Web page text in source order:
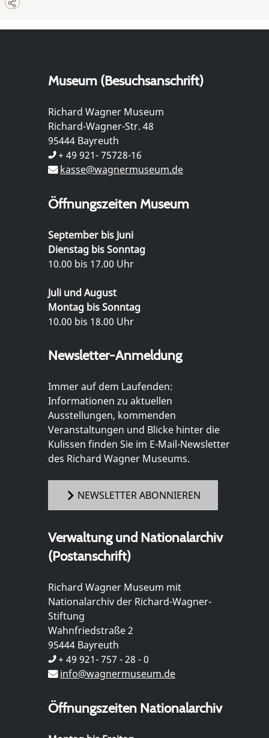
Museum (Besuchsanschrift)
Richard Wagner Museum
Richard-Wagner-Str. 48
95444 Bayreuth
+ 49 921- 75728-16
kasse@wagnermuseum.de
Öffnungszeiten Museum
September bis Juni
Dienstag bis Sonntag
10.00 bis 17.00 Uhr
Juli und August
Montag bis Sonntag
10.00 bis 18.00 Uhr
Newsletter-Anmeldung
Immer auf dem Laufenden:
Informationen zu aktuellen
Ausstellungen, kommenden
Veranstaltungen und Blicke hinter die
Kulissen finden Sie im E-Mail-Newsletter
des Richard Wagner Museums.
NEWSLETTER ABONNIEREN
Verwaltung und Nationalarchiv
(Postanschrift)
Richard Wagner Museum mit
Nationalarchiv der Richard-Wagner-
Stiftung
Wahnfriedstraße 2
95444 Bayreuth
+ 49 921- 757 - 28 - 0
info@wagnermuseum.de
Öffnungszeiten Nationalarchiv